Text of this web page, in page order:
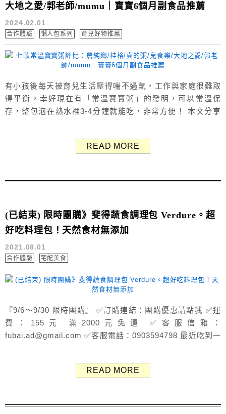
大地之愛/郭老師/mumu｜寶寶6個月副食品推薦
2024.02.01
合作體驗 懶人包系列 育兒好物推薦
有小孩後每天被育兒生活壓得喘不過氣，工作與家庭很難取
得平衡，幸好現在有「常溫寶寶粥」的發明，可以常溫保
存，整包泡在熱水裡3-4分鐘就能吃，非常方便！ 本文分享
寶寶粥的特色、成分與質地照片給大家參考（以雞肉口味為
READ MORE
(已結束) 限時團購》斐得蔬食調理包 Verdure。超
好吃料理包！天然食材無添加
2021.08.01
合作體驗 宅配美食
『9/6～9/30 限時團購』 ✅訂購連結：團購優惠請點我 ✅運
費：155元 滿2000元免運 ✅客服信箱：
fubai.ad@gmail.com ✅客服電話：0903594798 最近吃到一
食，健康又美味。 有斐得蔬食調理包在手，在家就能做大
READ MORE